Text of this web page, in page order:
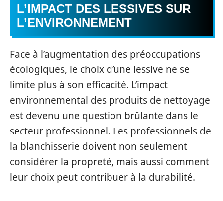
L’IMPACT DES LESSIVES SUR
L’ENVIRONNEMENT
Face à l’augmentation des préoccupations
écologiques, le choix d’une lessive ne se
limite plus à son efficacité. L’impact
environnemental des produits de nettoyage
est devenu une question brûlante dans le
secteur professionnel. Les professionnels de
la blanchisserie doivent non seulement
considérer la propreté, mais aussi comment
leur choix peut contribuer à la durabilité.